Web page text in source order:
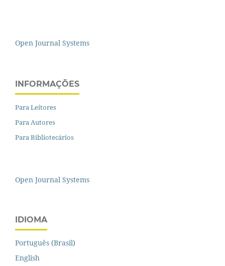
Open Journal Systems
INFORMAÇÕES
Para Leitores
Para Autores
Para Bibliotecários
Open Journal Systems
IDIOMA
Português (Brasil)
English